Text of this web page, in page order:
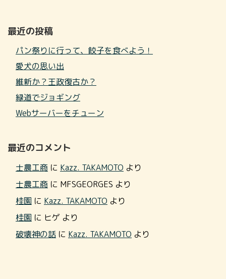
最近の投稿
パン祭りに行って、餃子を食べよう！
愛犬の思い出
維新か？王政復古か？
緑道でジョギング
Webサーバーをチューン
最近のコメント
士農工商 に Kazz. TAKAMOTO より
士農工商 に MFSGEORGES より
桂園 に Kazz. TAKAMOTO より
桂園 に ヒゲ より
破壊神の話 に Kazz. TAKAMOTO より